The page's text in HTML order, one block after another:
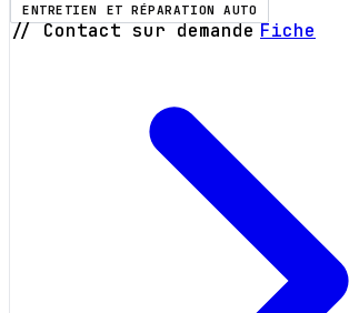
ENTRETIEN ET RÉPARATION AUTO
// Contact sur demande Fiche